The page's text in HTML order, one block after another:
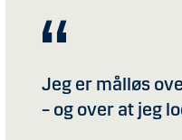
Jeg er målløs
– og over at jeg